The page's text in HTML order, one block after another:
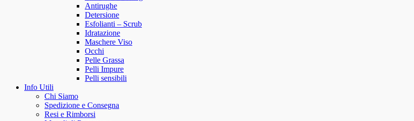
Antirughe
Detersione
Esfolianti – Scrub
Idratazione
Maschere Viso
Occhi
Pelle Grassa
Pelli Impure
Pelli sensibili
Info Utili
Chi Siamo
Spedizione e Consegna
Resi e Rimborsi